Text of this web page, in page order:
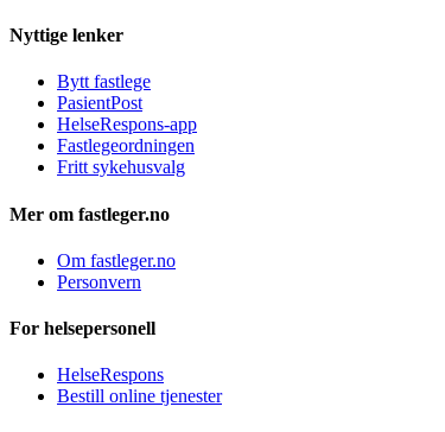
Nyttige lenker
Bytt fastlege
PasientPost
HelseRespons-app
Fastlegeordningen
Fritt sykehusvalg
Mer om fastleger.no
Om fastleger.no
Personvern
For helsepersonell
HelseRespons
Bestill online tjenester